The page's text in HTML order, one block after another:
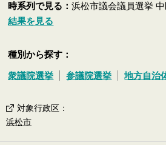
時系列で見る：浜松市議会議員選挙
結果を見る
種別から探す：
衆議院選挙 参議院選挙 地方自治
対象行政区 ：
浜松市